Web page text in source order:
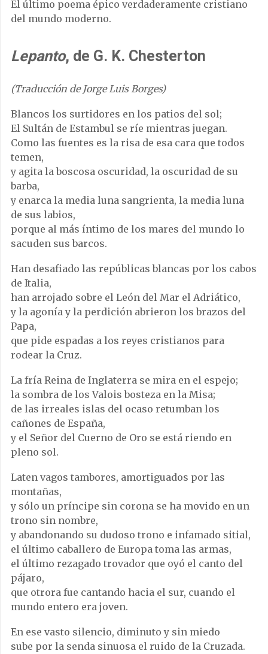
El último poema épico verdaderamente cristiano
del mundo moderno.
Lepanto, de G. K. Chesterton
(Traducción de Jorge Luis Borges)
Blancos los surtidores en los patios del sol;
El Sultán de Estambul se ríe mientras juegan.
Como las fuentes es la risa de esa cara que todos
temen,
y agita la boscosa oscuridad, la oscuridad de su
barba,
y enarca la media luna sangrienta, la media luna
de sus labios,
porque al más íntimo de los mares del mundo lo
sacuden sus barcos.
Han desafiado las repúblicas blancas por los cabos
de Italia,
han arrojado sobre el León del Mar el Adriático,
y la agonía y la perdición abrieron los brazos del
Papa,
que pide espadas a los reyes cristianos para
rodear la Cruz.
La fría Reina de Inglaterra se mira en el espejo;
la sombra de los Valois bosteza en la Misa;
de las irreales islas del ocaso retumban los
cañones de España,
y el Señor del Cuerno de Oro se está riendo en
pleno sol.
Laten vagos tambores, amortiguados por las
montañas,
y sólo un príncipe sin corona se ha movido en un
trono sin nombre,
y abandonando su dudoso trono e infamado sitial,
el último caballero de Europa toma las armas,
el último rezagado trovador que oyó el canto del
pájaro,
que otrora fue cantando hacia el sur, cuando el
mundo entero era joven.
En ese vasto silencio, diminuto y sin miedo
sube por la senda sinuosa el ruido de la Cruzada.